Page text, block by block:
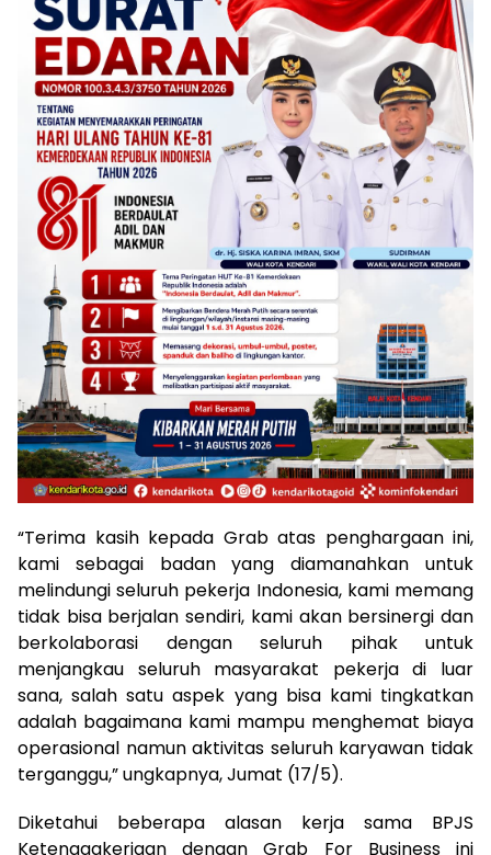
“Terima kasih kepada Grab atas penghargaan ini,
kami sebagai badan yang diamanahkan untuk
melindungi seluruh pekerja Indonesia, kami memang
tidak bisa berjalan sendiri, kami akan bersinergi dan
berkolaborasi dengan seluruh pihak untuk
menjangkau seluruh masyarakat pekerja di luar
sana, salah satu aspek yang bisa kami tingkatkan
adalah bagaimana kami mampu menghemat biaya
operasional namun aktivitas seluruh karyawan tidak
terganggu,” ungkapnya, Jumat (17/5).
Diketahui beberapa alasan kerja sama BPJS
Ketenagakerjaan dengan Grab For Business ini